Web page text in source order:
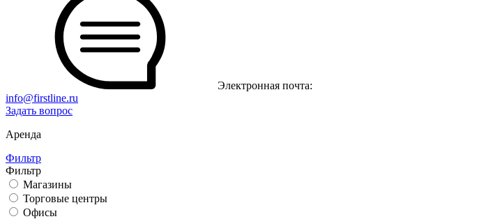
Электронная почта:
info@firstline.ru
Задать вопрос
Аренда
Фильтр
Фильтр
Магазины
Торговые центры
Офисы